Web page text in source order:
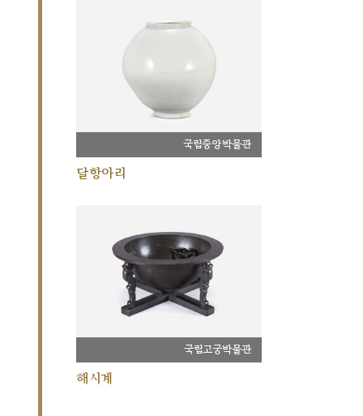
국립중앙박물관
달항아리
국립고궁박물관
해시계